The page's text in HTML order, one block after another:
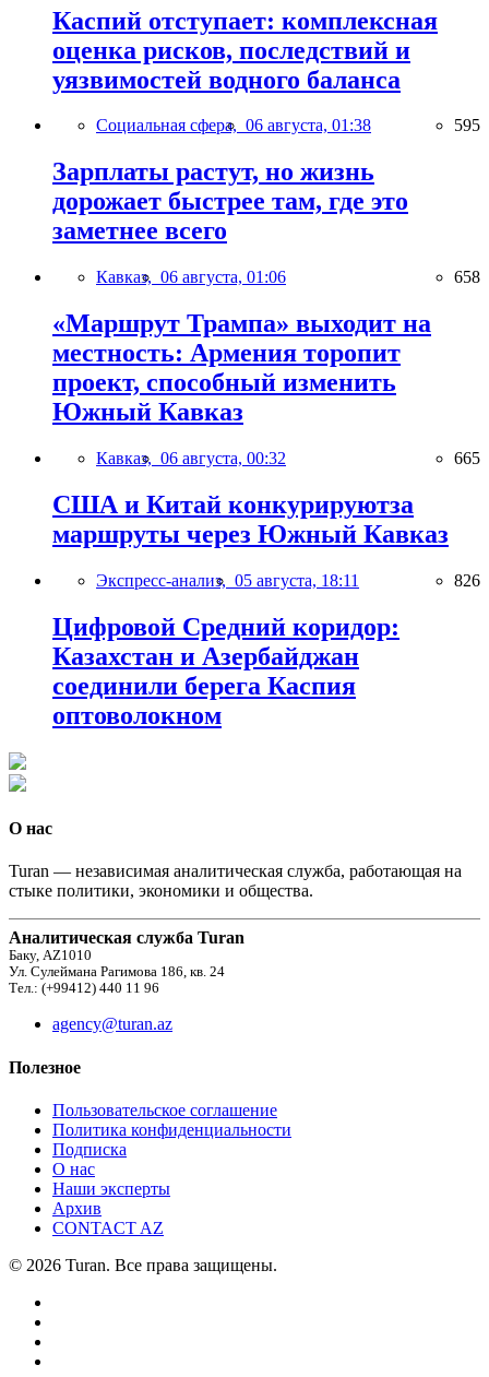
Каспий отступает: комплексная
оценка рисков, последствий и
уязвимостей водного баланса
Социальная сфера, 06 августа, 01:38 595
Зарплаты растут, но жизнь
дорожает быстрее там, где это
заметнее всего
Кавказ, 06 августа, 01:06 658
«Маршрут Трампа» выходит на
местность: Армения торопит
проект, способный изменить
Южный Кавказ
Кавказ, 06 августа, 00:32 665
США и Китай конкурируютза
маршруты через Южный Кавказ
Экспресс-анализ, 05 августа, 18:11 826
Цифровой Средний коридор:
Казахстан и Азербайджан
соединили берега Каспия
оптоволокном
О нас
Turan — независимая аналитическая служба, работающая на
стыке политики, экономики и общества.
Аналитическая служба Turan
Баку, AZ1010
Ул. Сулеймана Рагимова 186, кв. 24
Тел.: (+99412) 440 11 96
agency@turan.az
Полезное
Пользовательское соглашение
Политика конфиденциальности
Подписка
О нас
Наши эксперты
Архив
CONTACT AZ
© 2026 Turan. Все права защищены.